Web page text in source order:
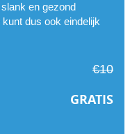
en gezond
dus ook eindelijk
€10
GRATIS